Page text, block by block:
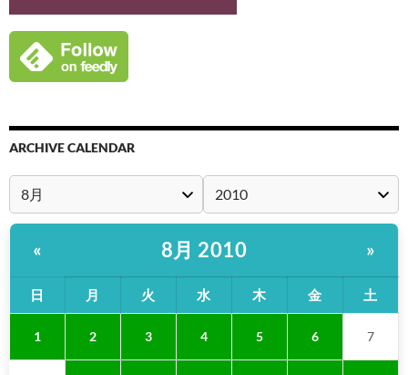
ARCHIVE CALENDAR
« 8月 2010 »
日 月 火 水 木 金 土
1 2 3 4 5 6 7